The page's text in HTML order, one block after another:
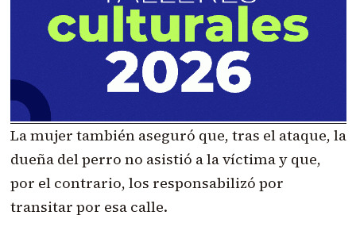
La mujer también aseguró que, tras el ataque, la
dueña del perro no asistió a la víctima y que,
por el contrario, los responsabilizó por
transitar por esa calle.